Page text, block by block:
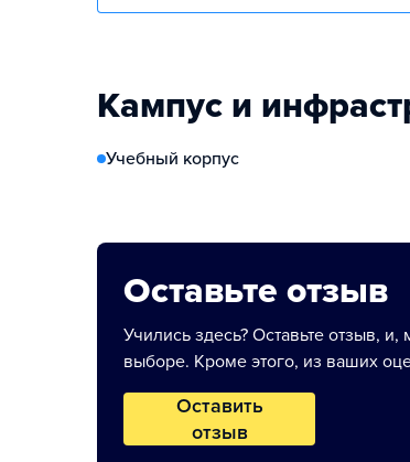
Кампус и
Учебный корпус
Оставьте отзыв
Учились здесь? Оставьте отзыв,
выборе. Кроме этого, из ваших
Оставить
отзыв